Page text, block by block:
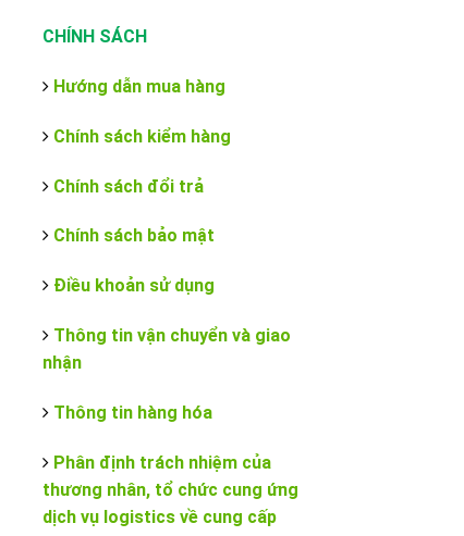
CHÍNH SÁCH
Hướng dẫn mua hàng
Chính sách kiểm hàng
Chính sách đổi trả
Chính sách bảo mật
Điều khoản sử dụng
Thông tin vận chuyển và giao
nhận
Thông tin hàng hóa
Phân định trách nhiệm của
thương nhân, tổ chức cung ứng
dịch vụ logistics về cung cấp